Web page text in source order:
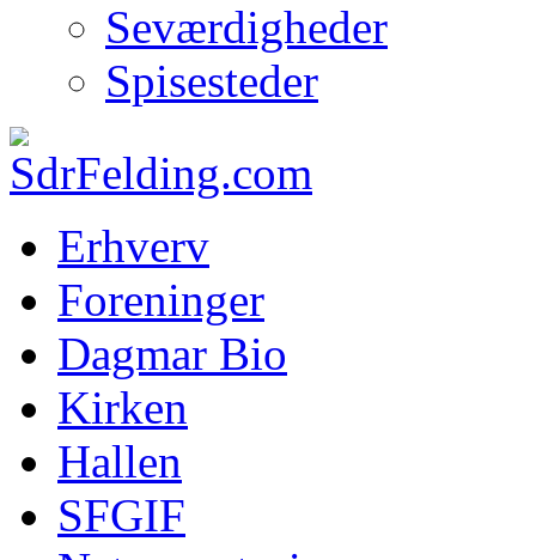
Seværdigheder
Spisesteder
Erhverv
Foreninger
Dagmar Bio
Kirken
Hallen
SFGIF